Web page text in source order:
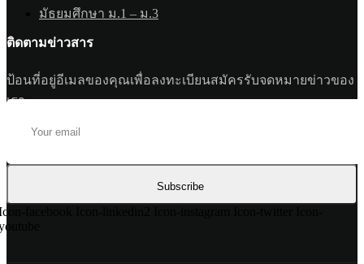
มัธยมศึกษา ม.1 – ม.3
ติดตามข่าวสาร
ป้อนที่อยู่อีเมลของคุณเพื่อลงทะเบียนสมัครรับจดหมายข่าวของ
เรา
Subscribe
facebook